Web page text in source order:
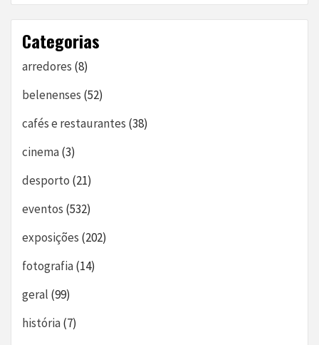
Categorias
arredores (8)
belenenses (52)
cafés e restaurantes (38)
cinema(3)
desporto (21)
eventos (532)
exposições (202)
fotografia(14)
geral (99)
história(7)